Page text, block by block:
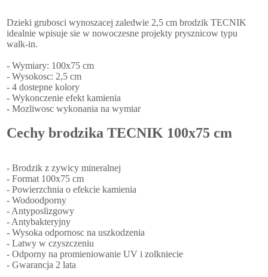
Dzieki grubosci wynoszacej zaledwie 2,5 cm brodzik TECNIK
idealnie wpisuje sie w nowoczesne projekty prysznicow typu
walk-in.
- Wymiary: 100x75 cm
- Wysokosc: 2,5 cm
- 4 dostepne kolory
- Wykonczenie efekt kamienia
- Mozliwosc wykonania na wymiar
Cechy brodzika TECNIK 100x75 cm
- Brodzik z zywicy mineralnej
- Format 100x75 cm
- Powierzchnia o efekcie kamienia
- Wodoodporny
- Antyposlizgowy
- Antybakteryjny
- Wysoka odpornosc na uszkodzenia
- Latwy w czyszczeniu
- Odporny na promieniowanie UV i zolkniecie
- Gwarancja 2 lata